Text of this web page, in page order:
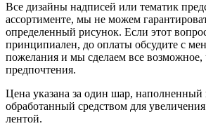
Все дизайны надписей или тематик
ассортименте, мы не можем
определенный рисунок. Если этот
принципиален, до оплаты обсудите с
пожелания и мы сделаем все
предпочтения.
Цена указана за один шар, наполненный
обработанный средством для
лентой.